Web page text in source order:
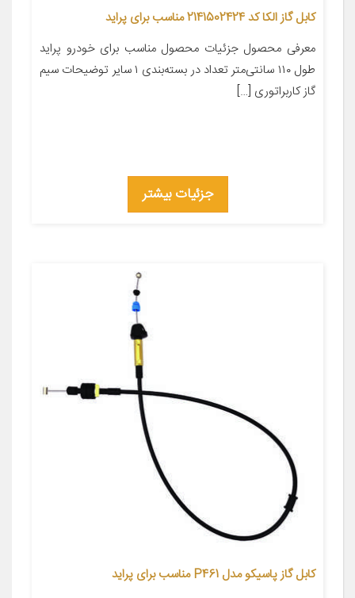
کابل گاز الکا کد 2141502424 مناسب برای پراید
معرفی محصول جزئیات محصول مناسب برای خودرو پراید
طول ۱۱۰ سانتی‌متر تعداد در بسته‌بندی ۱ سایر توضیحات سیم
گاز کاربراتوری […]
جزئیات بیشتر
کابل گاز پاسیکو مدل P461 مناسب برای پراید